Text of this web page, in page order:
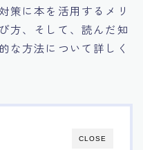
めのヒント
策に本を活用するメリ
方、そして、読んだ知
な方法について詳しく
CLOSE